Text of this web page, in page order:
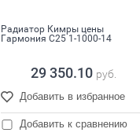
Радиатор Кимры цены
Гармония С25 1-1000-14
29 350.10 руб.
Добавить в избранное
Добавить к сравнению